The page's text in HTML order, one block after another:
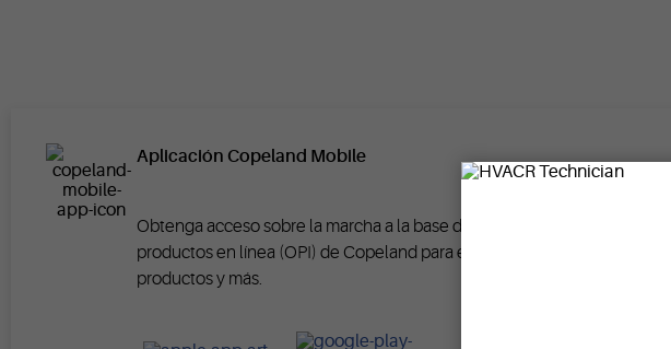
Aplicación Copeland Mobile
Obtenga acceso sobre la marcha a la base de datos de información de
productos en línea (OPI) de Copeland para especificaciones de
productos y más.